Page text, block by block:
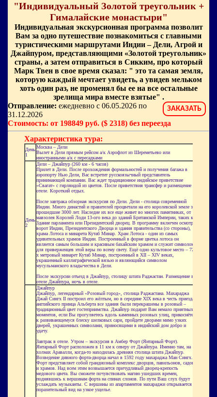
"Индивидуальный Золотой треугольник +
Гималайские монастыри"
Индивидуальная экскурсионная программа позволит
Вам за одно путешествие познакомиться с главными
туристическими маршрутами Индии – Дели, Агрой и
Джайпуром, представляющими «Золотой треугольник»
страны, а затем отправиться в Сикким, про который
Марк Твен в свое время сказал: " это та самая земля,
которую каждый мечтает увидеть, а увидев мельком
хоть один раз, не променял бы ее на все остальные
зрелища мира вместе взятые" .
ЗАКАЗАТЬ
Отправление: ежедневно с 06.05.2026 по
31.12.2026
Стоимость: от 198849 руб. ($ 2318) без переезда
Характеристика тура:
День
1
Москва – Дели
Вылет в Дели прямым рейсом а/к Аэрофлот из Шереметьево или
иностранными а/к с пересадками
День
2
Дели – Джайпур (260 км - 6 часов)
Прилет в Дели. После прохождения формальностей и получения багажа в
аэропорту Нью Дели , Вас встретит русскоязычный представитель
принимающей компании. Вас ждет традиционное индийское приветствие
«Свагат» с гирляндой из цветов. После приветствия трансфер и размещение в
отеле. Короткий отдых.
После завтрака обзорная экскурсия по Дели. Дели - столица современной
Индии. Много династий и правителей процветали на его королевской земле за
прошедшие 3000 лет. Наследие их все еще живет во многих памятниках, от
мавзолея Королей Лоди 13-ого века до зданий Британской Империи, таких как
Здание парламента или Президентский дворец. В программу включен осмотр
ворот Индии, Президентского Дворца и здания правительства (со стороны),
храма Лотоса и минарета Кутаб Минар. Храм Лотоса - один из самых
удивительных храмов Индии. Построенный в форме цветка лотоса он
является самым большим и красивым бахайским храмом и служит символом
для приверженцев этой веры по всему свету. Ещё одно культовое место – 72-
х метровый минарет Кутаб Минар, построенный в XII – XIV веках,
украшенный каллиграфической вязью и являющийся символом
мусульманского владычества в Дели.
После экскурсии отъезд в Джайпур, столицу штата Раджастан . Размещение в
отеле Джайпура, ночь в отеле.
Джайпур
Джайпур, легендарный «Розовый город», столица Раджастана . Махараджа
Джай Сингх II построил его жёлтым, но в середине XIX века в честь приезда
английского принца Альберта все здания были перекрашены в розовый –
традиционный цвет гостеприимства. Джайпур подарит Вам немало приятных
моментов, если Вы прогуляетесь вдоль каменных розовых улиц, прикоснётесь
к развивающемуся блеску шелковых сари, пройдете дворами мимо узких
дверей, украшенных символами, приносящими в индийский дом добро и
удачу.
Завтрак в отеле. Утром – экскурсия в Амбер Форт (Янтарный Форт).
Янтарный Форт расположен в 11 км к северу от Джайпура. Именно там, на
холмах Аравалли , когда-то находилась древняя столица штата Джайпур.
Возведение дивного форта-дворца начал в 1592 году махараджа Ман Сингх.
Форт представляет собой грандиозный комплекс дворцов, павильонов, садов
и храмов. Над всем этим возвышается причудливый дворец-крепость
медового цвета. Вы сможете почувствовать магию ушедших времен,
поднявшись к вершинам форта на спинах слонов. По пути Ваш слух будут
услаждать музыканты. С вершины из апартаментов махараджи открывается
поразительный вид на узкое ущелье.